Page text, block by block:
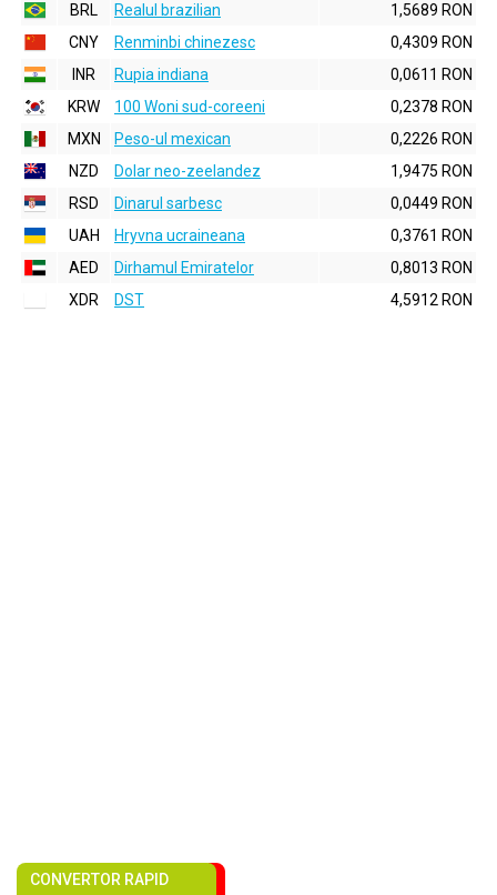
BRL
Realul brazilian
1,5689 RON
CNY
Renminbi chinezesc
0,4309 RON
INR
Rupia indiana
0,0611 RON
KRW
100 Woni sud-coreeni
0,2378 RON
MXN
Peso-ul mexican
0,2226 RON
NZD
Dolar neo-zeelandez
1,9475 RON
RSD
Dinarul sarbesc
0,0449 RON
UAH
Hryvna ucraineana
0,3761 RON
AED
Dirhamul Emiratelor
0,8013 RON
XDR
DST 4,5912 RON
CONVERTOR RAPID